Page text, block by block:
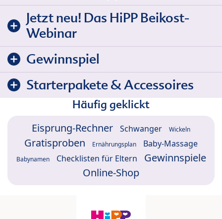
Jetzt neu! Das HiPP Beikost-
Webinar
Gewinnspiel
Starterpakete & Accessoires
Häufig geklickt
Eisprung-Rechner Schwanger Wickeln
Gratisproben Ernährungsplan Baby-Massage
Babynamen Checklisten für Eltern
Gewinnspiele
Online-Shop